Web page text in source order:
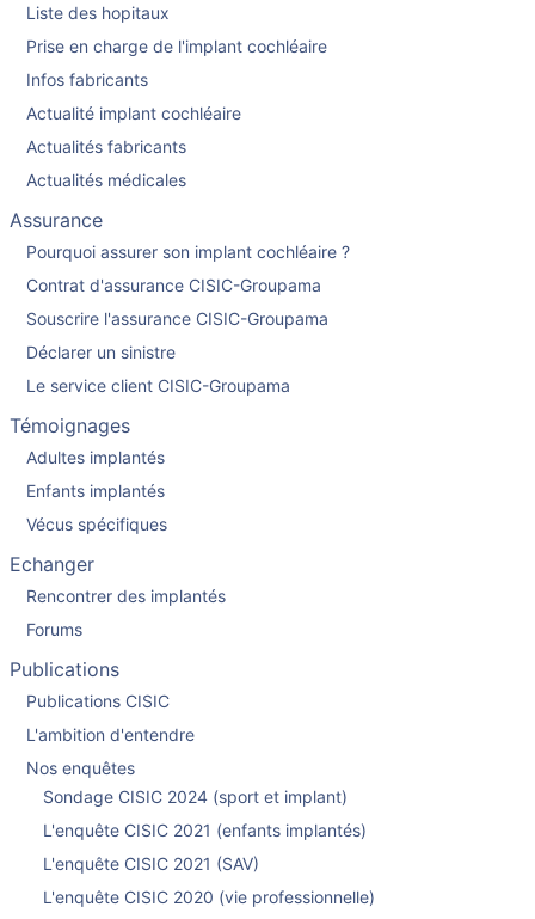
Liste des hopitaux
Prise en charge de l'implant cochléaire
Infos fabricants
Actualité implant cochléaire
Actualités fabricants
Actualités médicales
Assurance
Pourquoi assurer son implant cochléaire ?
Contrat d'assurance CISIC-Groupama
Souscrire l'assurance CISIC-Groupama
Déclarer un sinistre
Le service client CISIC-Groupama
Témoignages
Adultes implantés
Enfants implantés
Vécus spécifiques
Echanger
Rencontrer des implantés
Forums
Publications
Publications CISIC
L'ambition d'entendre
Nos enquêtes
Sondage CISIC 2024 (sport et implant)
L'enquête CISIC 2021 (enfants implantés)
L'enquête CISIC 2021 (SAV)
L'enquête CISIC 2020 (vie professionnelle)